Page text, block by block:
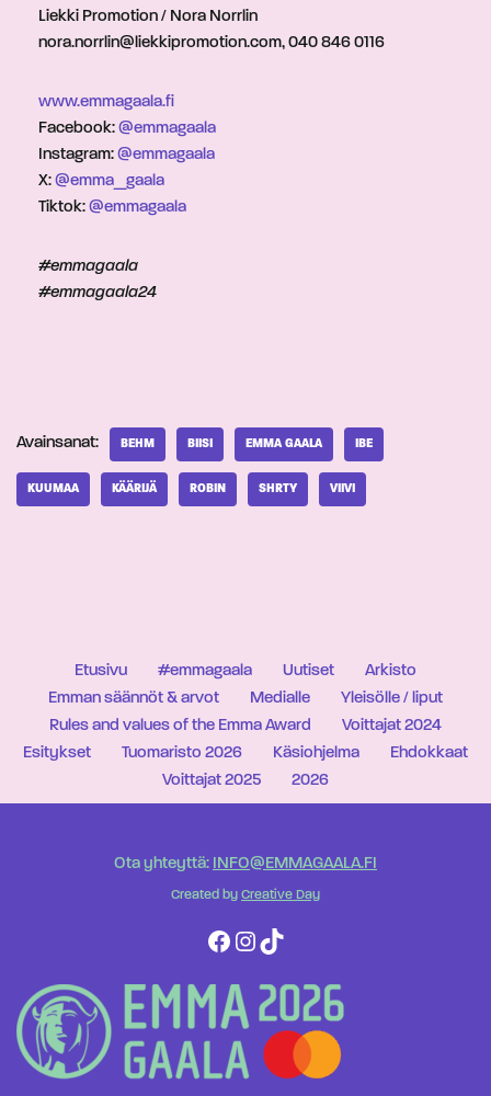
Liekki Promotion / Nora Norrlin
nora.norrlin@liekkipromotion.com, 040 846 0116
www.emmagaala.fi
Facebook: @emmagaala
Instagram: @emmagaala
X: @emma_gaala
Tiktok: @emmagaala
#emmagaala
#emmagaala24
Avainsanat: BEHM BIISI EMMA GAALA IBE
KUUMAA KÄÄRIJÄ ROBIN SHRTY VIIVI
Etusivu #emmagaala Uutiset
Arkisto
Emman säännöt & arvot
Medialle
Yleisölle / liput
Rules and values of the Emma Award
Voittajat 2024
Esitykset
Tuomaristo 2026 Käsiohjelma
Ehdokkaat
Voittajat 2025
2026
Ota yhteyttä: INFO@EMMAGAALA.FI
Created by Creative Day